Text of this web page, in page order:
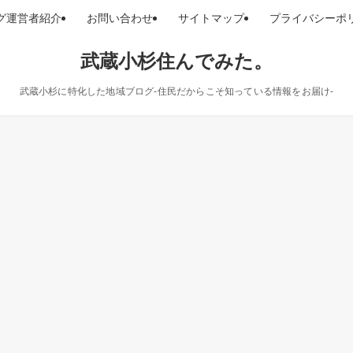
武蔵小杉住んでみた。
武蔵小杉に特化した地域ブログ-住民だからこそ知っている情報をお届け-
運営者紹介 お問い合わせ サイトマップ プライバシーポ